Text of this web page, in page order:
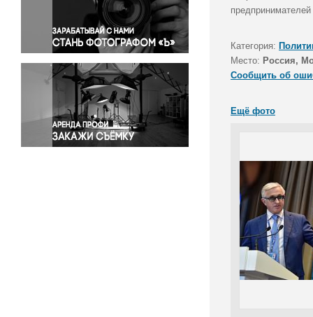
Правосудие
Происшествия и конфликты
Религия
Светская жизнь
Спорт
Экология
Экономика и бизнес
Категория:
Место: Россия,
Сообщить об
Ещё фото